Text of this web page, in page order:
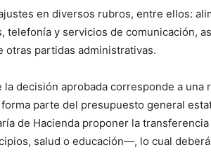
en diversos rubros, entre ellos:
telefonía y servicios de comunicación,
otras partidas administrativas.
decisión aprobada corresponde a una
parte del presupuesto general
de Hacienda proponer la
salud o educación—, lo cual